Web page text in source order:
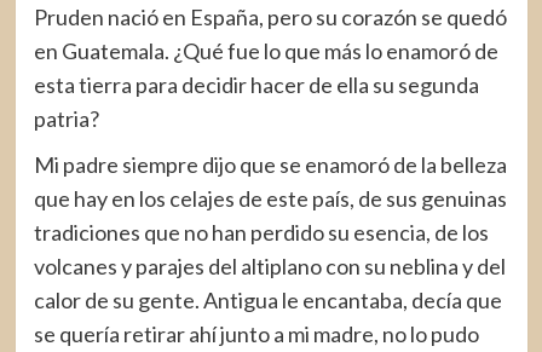
Pruden nació en España, pero su corazón se quedó
en Guatemala. ¿Qué fue lo que más lo enamoró de
esta tierra para decidir hacer de ella su segunda
patria?
Mi padre siempre dijo que se enamoró de la belleza
que hay en los celajes de este país, de sus genuinas
tradiciones que no han perdido su esencia, de los
volcanes y parajes del altiplano con su neblina y del
calor de su gente. Antigua le encantaba, decía que
se quería retirar ahí junto a mi madre, no lo pudo